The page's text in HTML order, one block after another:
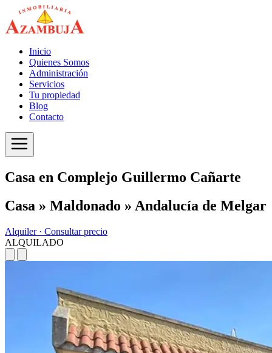
Inicio
Quienes Somos
Administración
Servicios
Tu propiedad
Blog
Contacto
Casa en Complejo Guillermo Cañarte
Casa » Maldonado » Andalucía de Melgar
Alquiler · Consultar precio
ALQUILADO